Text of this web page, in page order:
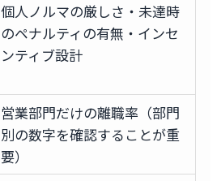
個人ノルマの厳しさ・未達時
のペナルティの有無・インセ
ンティブ設計
営業部門だけの離職率（部門
別の数字を確認することが重
要）